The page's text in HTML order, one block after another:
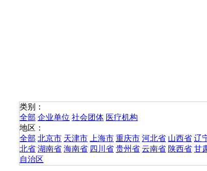
类别：
全部 企业单位 社会团体 医疗机构
地区：
全部 北京市 天津市 上海市 重庆市 河北省 山西省 辽
北省 湖南省 海南省 四川省 贵州省 云南省 陕西省 甘
自治区